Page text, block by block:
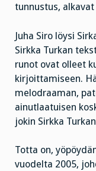
tunnustus,
Juha Siro löysi
Sirkka Turkan
runot ovat olleet
kirjoittamiseen.
melodraaman,
ainutlaatuisen
jokin Sirkka
Totta on,
vuodelta 2005,